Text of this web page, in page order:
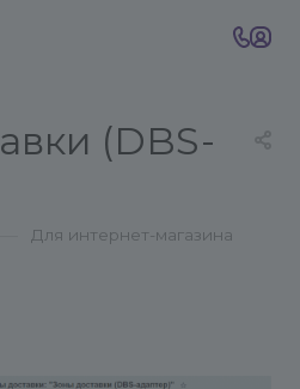
(DBS-
Для интернет-магазина